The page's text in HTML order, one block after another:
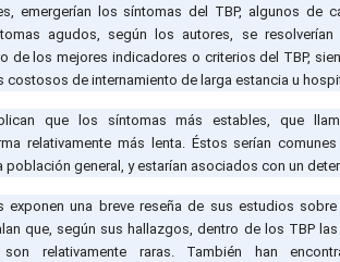
emergerían los síntomas del TBP, algunos de
agudos, según los autores, se resolverían
de los mejores indicadores o criterios del TBP,
costosos de internamiento de larga estancia u
que los síntomas más estables, que
relativamente más lenta. Éstos serían
población general, y estarían asociados con un
exponen una breve reseña de sus estudios
que, según sus hallazgos, dentro de los TBP
son relativamente raras. También han